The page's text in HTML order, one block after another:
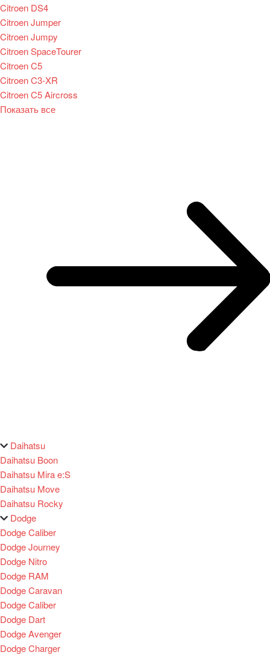
Citroen DS4
Citroen Jumper
Citroen Jumpy
Citroen SpaceTourer
Citroen C5
Citroen C3-XR
Citroen C5 Aircross
Показать все
Daihatsu
Daihatsu Boon
Daihatsu Mira e:S
Daihatsu Move
Daihatsu Rocky
Dodge
Dodge Caliber
Dodge Journey
Dodge Nitro
Dodge RAM
Dodge Caravan
Dodge Caliber
Dodge Dart
Dodge Avenger
Dodge Charger